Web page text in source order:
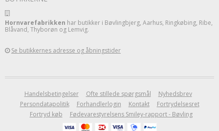
Hornvarefabrikken har butikker i Bøvlingbjerg, Aarhus, Ringkøbing, Ribe,
Blåvand, Thyborøn og Lemvig.
Se butikkernes adresse og åbningstider
Handelsbetingelser Ofte stillede spørgsmål
Nyhedsbrev
Persondatapolitik
Forhandlerlogin Kontakt
Fortrydelsesret
Fortryd køb
Fødevarestyrelsens Smiley-rapport - Bøvling